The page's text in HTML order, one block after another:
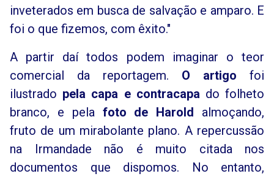
inveterados em busca de salvação e amparo. E
foi o que fizemos, com êxito."
A partir daí todos podem imaginar o teor
comercial da reportagem. O artigo foi
ilustrado pela capa e contracapa do folheto
branco, e pela foto de Harold almoçando,
fruto de um mirabolante plano. A repercussão
na Irmandade não é muito citada nos
documentos que dispomos. No entanto,